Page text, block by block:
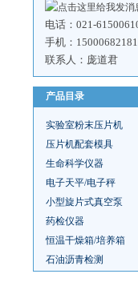
电话：021-
手机：15000682181
联系人：庞道君
产品目录
实验室粉末压片机
压片机配套模具
生命科学仪器
电子天平/电子秤
小型旋片式真空泵
药检仪器
恒温干燥箱/培养箱
石油沥青检测